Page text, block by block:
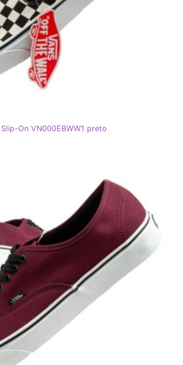
On VN000EBWW1 preto